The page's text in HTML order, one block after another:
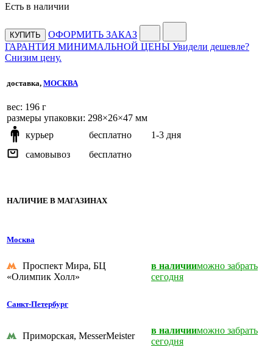
Есть в наличии
КУПИТЬ
ОФОРМИТЬ ЗАКАЗ
ГАРАНТИЯ МИНИМАЛЬНОЙ ЦЕНЫ Увидели дешевле?
Снизим цену.
доставка, МОСКВА
веc: 196 г
размеры упаковки: 298×26×47 мм
курьер
бесплатно
1-3 дня
самовывоз
бесплатно
НАЛИЧИЕ В МАГАЗИНАХ
Москва
Проспект Мира, БЦ
«Олимпик Холл»
в наличииможно забрать
сегодня
Санкт-Петербург
Приморская, MesserMeister
в наличииможно забрать
сегодня